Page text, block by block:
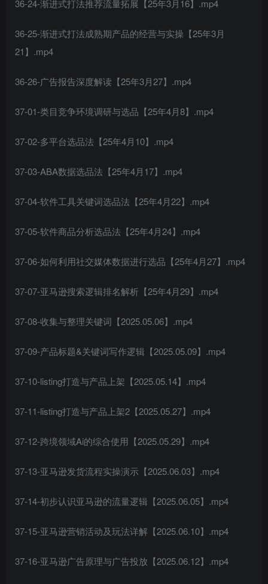
36-24-渐进式打法推荐流量拓展【25年3月16】.mp4
36-25-渐进式打法成熟期产品的经营与实操【25年3月
21】.mp4
36-26-广告报告深度解读【25年3月27】.mp4
37-01-类目竞争环境调研与选品【25年4月8】.mp4
37-02-多平台选品法【25年4月10】.mp4
37-03-ABA数据选品法【25年4月17】.mp4
37-04-软件工具关键词选品法【25年4月22】.mp4
37-05-软件商品分析选品法【25年4月24】.mp4
37-06-如何利用社交媒体数据进行选品【25年4月27】.mp4
37-07-亚马逊搜索逻辑排名解析【25年4月29】.mp4
37-08-收集与整理关键词【2025.05.06】.mp4
37-09-产品标题&关键词写作逻辑【2025.05.09】.mp4
37-10-listing打造与产品上架【2025.05.14】.mp4
37-11-listing打造与产品上架2【2025.05.27】.mp4
37-12-跨境领域Ai的综合使用【2025.05.29】.mp4
37-13-亚马逊发货流程实操演示【2025.06.03】.mp4
37-14-初步认识亚马逊的流量逻辑【2025.06.05】.mp4
37-15-亚马逊营销活动及玩法详解【2025.06.10】.mp4
37-16-亚马逊广告原理与广告投放【2025.06.12】.mp4